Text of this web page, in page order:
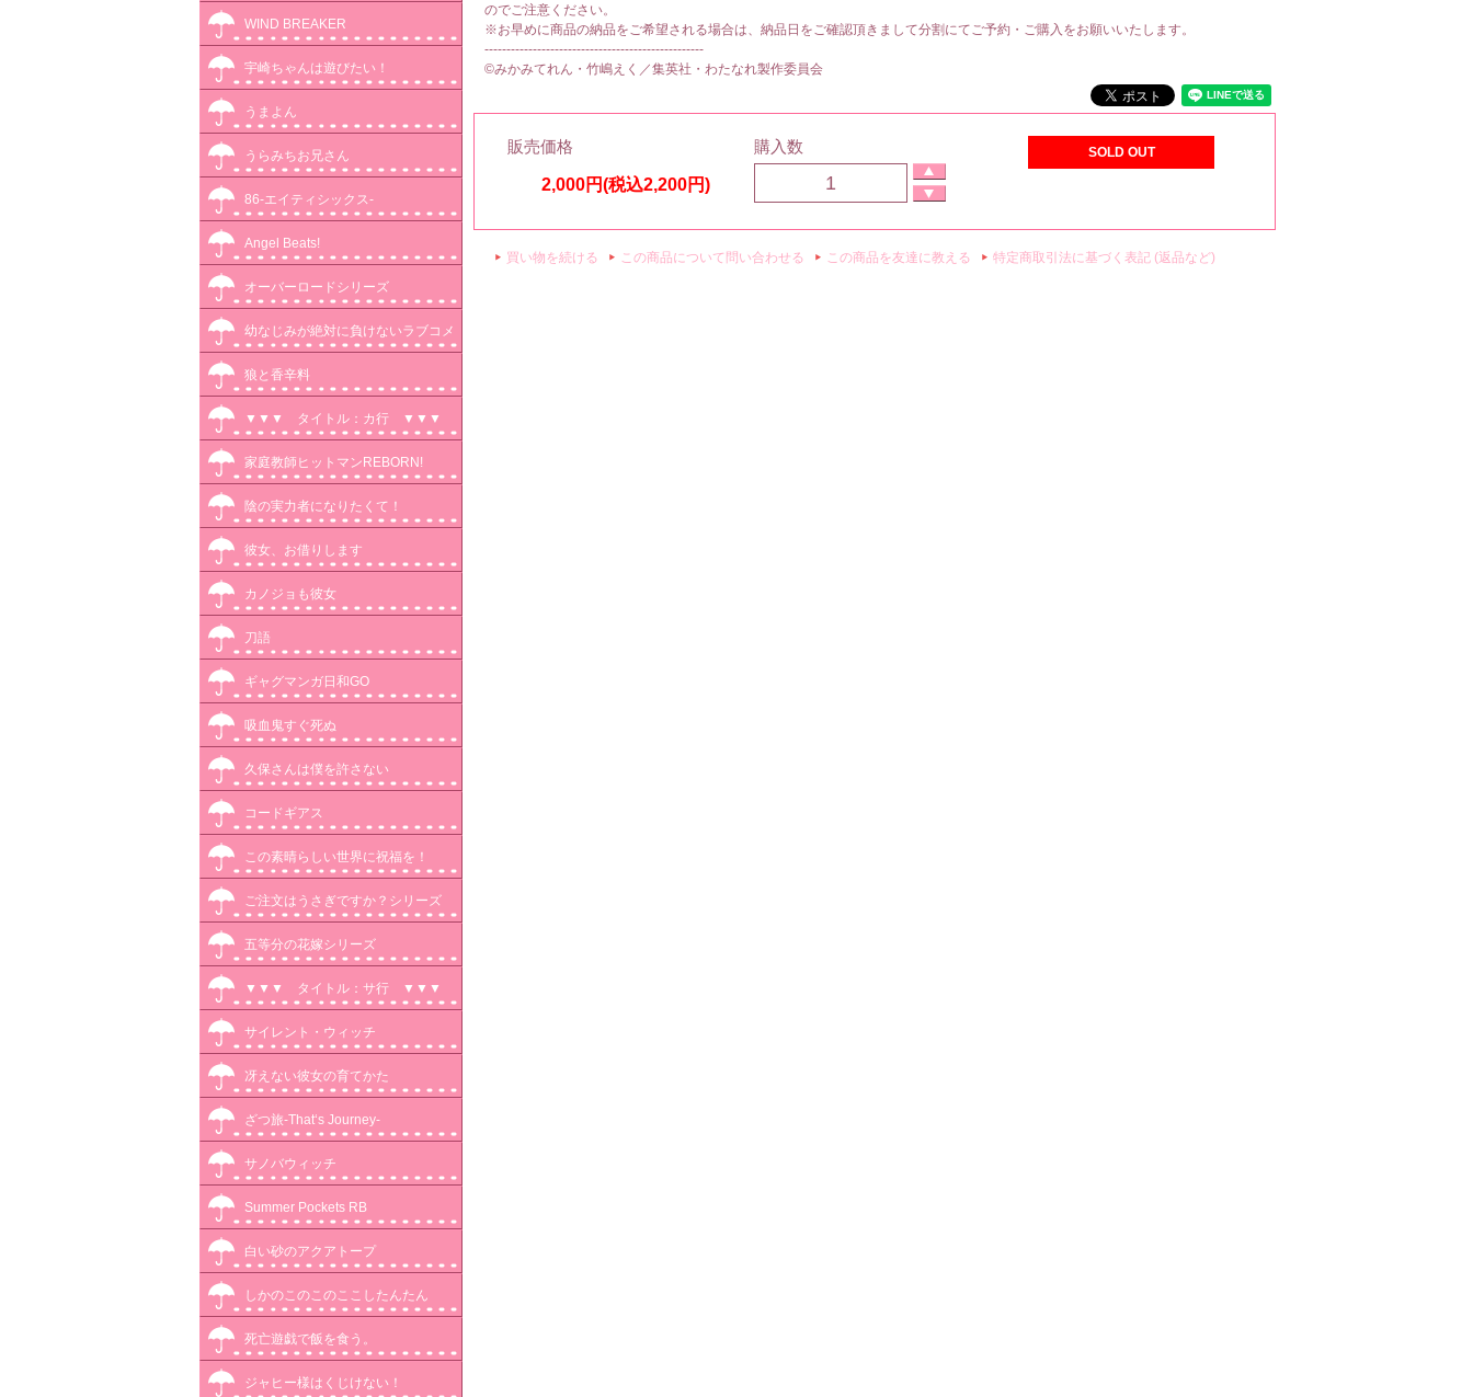
WIND BREAKER
宇崎ちゃんは遊びたい！
うまよん
うらみちお兄さん
86-エイティシックス-
Angel Beats!
オーバーロードシリーズ
幼なじみが絶対に負けないラブコメ
狼と香辛料
▼▼▼ タイトル：カ行 ▼▼▼
家庭教師ヒットマンREBORN!
陰の実力者になりたくて！
彼女、お借りします
カノジョも彼女
刀語
ギャグマンガ日和GO
吸血鬼すぐ死ぬ
久保さんは僕を許さない
コードギアス
この素晴らしい世界に祝福を！
ご注文はうさぎですか？シリーズ
五等分の花嫁シリーズ
▼▼▼ タイトル：サ行 ▼▼▼
サイレント・ウィッチ
冴えない彼女の育てかた
ざつ旅-That‘s Journey-
サノバウィッチ
Summer Pockets RB
白い砂のアクアトープ
しかのこのこのここしたんたん
死亡遊戯で飯を食う。
ジャヒー様はくじけない！
のでご注意ください。
※お早めに商品の納品をご希望される場合は、納品日をご確認頂きまして分割にてご予約・ご購入をお願いいたします。
--------------------------------------------------
©みかみてれん・竹嶋えく／集英社・わたなれ製作委員会
販売価格
2,000円(税込2,200円)
購入数 SOLD OUT
買い物を続ける この商品について問い合わせる この商品を友達に教える 特定商取引法に基づく表記 (返品など)